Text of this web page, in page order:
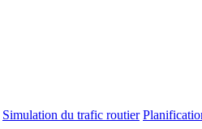
Simulation du trafic routier